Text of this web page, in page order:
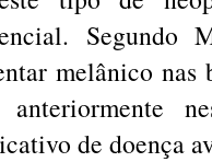
Segundo
melânico
anteriormente
de doença